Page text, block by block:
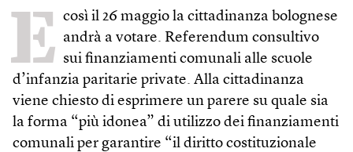
E così il 26 maggio la cittadinanza bolognese
andrà a votare. Referendum consultivo
sui finanziamenti comunali alle scuole
d’infanzia paritarie private. Alla cittadinanza
viene chiesto di esprimere un parere su quale sia
la forma “più idonea” di utilizzo dei finanziamenti
comunali per garantire “il diritto costituzionale